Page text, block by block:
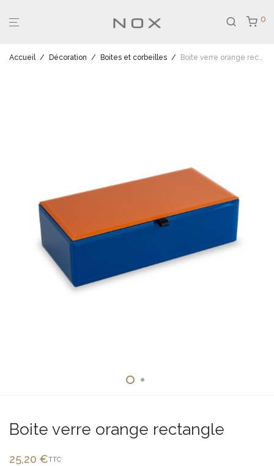
0
Accueil / Décoration / Boites et corbeilles / Boite verre orange rectangle
Boite verre orange rectangle
25,20 €TTC